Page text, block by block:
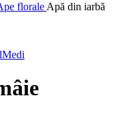
florale Apă din iarbă